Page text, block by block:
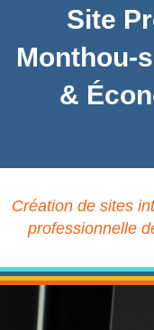
Site
Monthou-
&
Création de sites
professionnelle